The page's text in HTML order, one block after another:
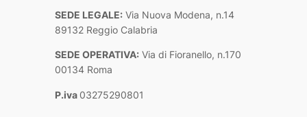
SEDE LEGALE:Via Nuova Modena, n.14
89132 Reggio Calabria
SEDE OPERATIVA:Via di Fioranello, n.170
00134 Roma
P.iva 03275290801